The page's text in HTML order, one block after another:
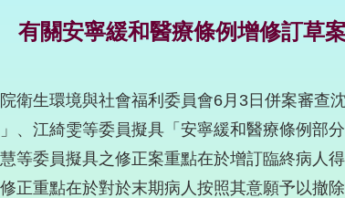
有關安寧緩和醫療條例增修訂草
衛生環境與社會福利委員會6月3日併案審查
、江綺雯等委員擬具「安寧緩和醫療條例部分
等委員擬具之修正案重點在於增訂臨終病人
正重點在於對於末期病人按照其意願予以撤